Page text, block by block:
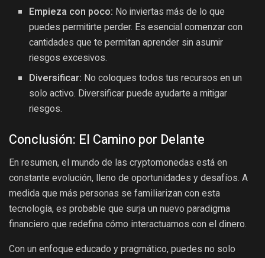
Empieza con poco: No inviertas más de lo que
puedes permitirte perder. Es esencial comenzar con
cantidades que te permitan aprender sin asumir
riesgos excesivos.
Diversificar: No coloques todos tus recursos en un
solo activo. Diversificar puede ayudarte a mitigar
riesgos.
Conclusión: El Camino por Delante
En resumen, el mundo de las cryptomonedas está en
constante evolución, lleno de oportunidades y desafíos. A
medida que más personas se familiarizan con esta
tecnología, es probable que surja un nuevo paradigma
financiero que redefina cómo interactuamos con el dinero.
Con un enfoque educado y pragmático, puedes no solo